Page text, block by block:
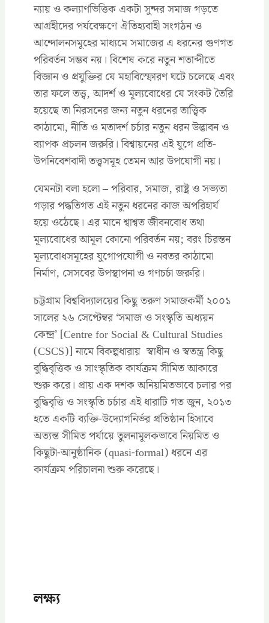
ন্যায় ও কল্যাণভিত্তিক একটা সুন্দর সমাজ গড়তে
আগ্রহীদের পর্যবেক্ষণে ঐতিহ্যবাহী সংগঠন ও
আন্দোলনসমূহের মাধ্যমে সমাজের এ ধরনের গুণগত
পরিবর্তন সম্ভব নয়। বিশেষ করে নতুন শতাব্দীতে
বিজ্ঞান ও প্রযুক্তির যে মহাবিস্ফোরণ ঘটে চলেছে এবং
তার ফলে তত্ত্ব, আদর্শ ও মূল্যবোধের যে সংকট তৈরি
হয়েছে তা নিরসনের জন্য নতুন ধরনের তাত্ত্বিক
কাঠামো, নীতি ও মতাদর্শ চর্চার নতুন ধরন উদ্ভাবন ও
ব্যাপক প্রচলন জরুরি। বিশ্বায়নের এই যুগে প্রতি-
উপনিবেশবাদী তত্ত্বসমূহ তেমন আর উপযোগী নয়।
যেমনটা বলা হলো – পরিবার, সমাজ, রাষ্ট্র ও সভ্যতা
গড়ার পদ্ধতিগত এই নতুন ধরনের কাজ অপরিহার্য
হয়ে ওঠেছে। এর মানে শ্বাশ্বত জীবনবোধ তথা
মূল্যবোধের আমূল কোনো পরিবর্তন নয়; বরং চিরন্তন
মূল্যবোধসমূহের যুগোপযোগী ও নবতর কাঠামো
নির্মাণ, সেসবের উপস্থাপনা ও গণচর্চা জরুরি।
চট্টগ্রাম বিশ্ববিদ্যালয়ের কিছু তরুণ সমাজকর্মী ২০০১
সালের ২৬ সেপ্টেম্বর ‘সমাজ ও সংস্কৃতি অধ্যয়ন
কেন্দ্র’ [Centre for Social & Cultural Studies
(CSCS)] নামে বিকল্পধারায় স্বাধীন ও স্বতন্ত্র কিছু
বুদ্ধিবৃত্তিক ও সাংস্কৃতিক কার্যক্রম সীমিত আকারে
শুরু করে। প্রায় এক দশক অনিয়মিতভাবে চলার পর
বুদ্ধিবৃত্তি ও সংস্কৃতি চর্চার এই ধারাটি গত জুন, ২০১৩
হতে একটি ব্যক্তি-উদ্যোগনির্ভর প্রতিষ্ঠান হিসাবে
অত্যন্ত সীমিত পর্যায়ে তুলনামূলকভাবে নিয়মিত ও
কিছুটা-আনুষ্ঠানিক (quasi-formal) ধরনে এর
কার্যক্রম পরিচালনা শুরু করেছে।
লক্ষ্য